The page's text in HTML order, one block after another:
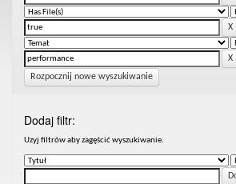
Rozpocznij nowe wyszukiwanie
Dodaj filtr:
Uzyj filtrów aby zagęścić wyszukiwanie.